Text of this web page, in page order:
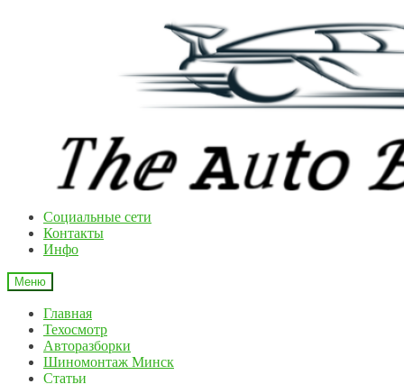
Cоциальные сети
Контакты
Инфо
Меню
Главная
Техосмотр
Авторазборки
Шиномонтаж Минск
Статьи